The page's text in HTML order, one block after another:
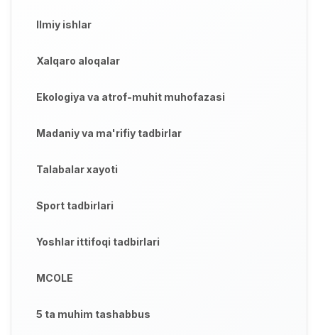
Ilmiy ishlar
Xalqaro aloqalar
Ekologiya va atrof-muhit muhofazasi
Madaniy va ma'rifiy tadbirlar
Talabalar xayoti
Sport tadbirlari
Yoshlar ittifoqi tadbirlari
MCOLE
5 ta muhim tashabbus